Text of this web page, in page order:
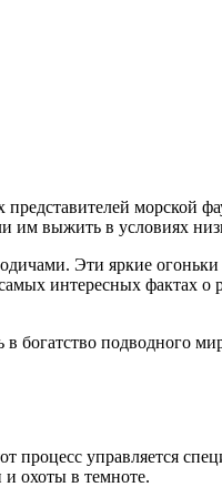
морской
им выжить в условиях
Эти яркие
интересных фактах о
богатство подводного
процесс управляется
и охоты в темноте.